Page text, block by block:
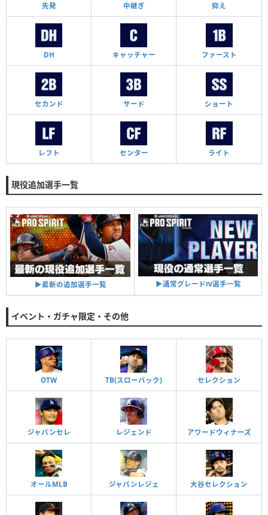
先発 中継ぎ 抑え
DH キャッチャー ファースト
セカンド サード ショート
レフト センター ライト
現役追加選手一覧
▶︎最新の追加選手一覧 ▶︎通常グレードⅣ選手一覧
イベント・ガチャ限定・その他
OTW TB(スローバック) セレクション
ジャパンセレ レジェンド アワードウィナーズ
オールMLB ジャパンレジェ 大谷セレクション